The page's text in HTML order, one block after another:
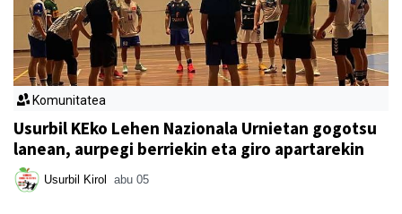
Komunitatea
Usurbil KEko Lehen Nazionala Urnietan gogotsu
lanean, aurpegi berriekin eta giro apartarekin
Usurbil Kirol abu 05